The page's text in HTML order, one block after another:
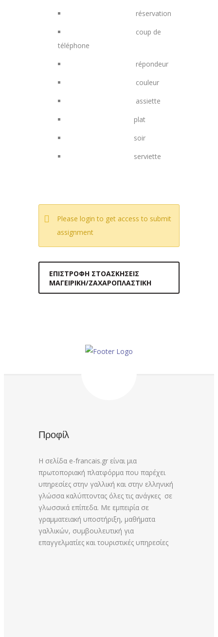
réservation
coup de
téléphone
répondeur
couleur
assiette
plat
soir
serviette
Please login to get access to submit
assignment
ΕΠΙΣΤΡΟΦΉ ΣΤΟΑΣΚΉΣΕΙΣ
ΜΑΓΕΙΡΙΚΉ/ΖΑΧΑΡΟΠΛΑΣΤΙΚΉ
Προφίλ
Η σελίδα e-francais.gr είναι μια
πρωτοποριακή πλατφόρμα που παρέχει
υπηρεσίες στην γαλλική και στην ελληνική
γλώσσα καλύπτοντας όλες τις ανάγκες σε
γλωσσικά επίπεδα. Με εμπειρία σε
γραμματειακή υποστήριξη, μαθήματα
γαλλικών, συμβουλευτική για
επαγγελματίες και τουριστικές υπηρεσίες